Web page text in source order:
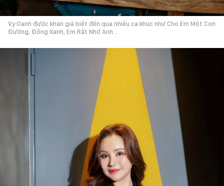
Vy Oanh được khán giả biết đến qua nhiều ca khúc như Cho Em Một Con
Đường, Đồng Xanh, Em Rất Nhớ Anh…